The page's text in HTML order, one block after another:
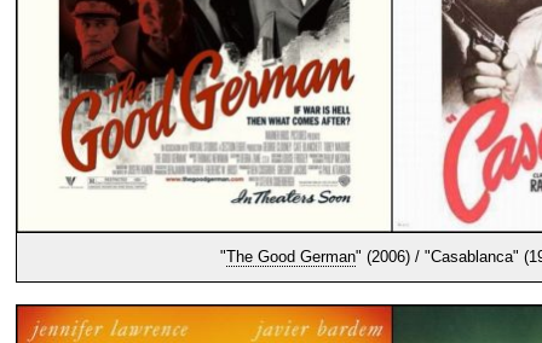
"The Good German" (2006) / "Casablanca"